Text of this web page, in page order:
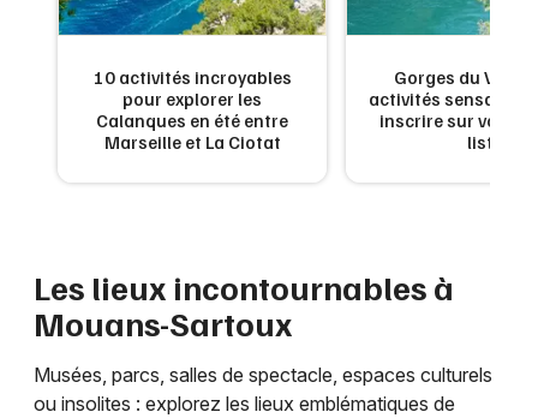
Annuaire en Provence-Alpes-Côte-d'Azur
Actus à Cannes
Magazine à Cannes
10 activités incroyables
pour explorer les
Calanques en été entre
Marseille et La Ciotat
Gorges du
activités
inscrire sur votre
list
Les lieux incontournables à
Mouans-Sartoux
Musées, parcs, salles de spectacle, espaces culturels
ou insolites : explorez les lieux emblématiques de